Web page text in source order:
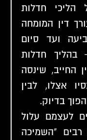
הליכי חדלות
דין המומחה
ועד סיום
בהליך חדלות
החייב, שינסה
אצלו, לבין
בדיוק.
לעצמם עלול
"השמיכה